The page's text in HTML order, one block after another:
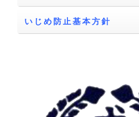
いじめ防止基本方針